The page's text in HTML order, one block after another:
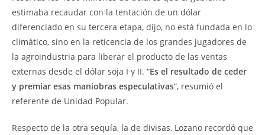
estimaba recaudar con la tentación de un dólar
diferenciado en su tercera etapa, dijo, no está fundada en lo
climático, sino en la reticencia de los grandes jugadores de
la agroindustria para liberar el producto de las ventas
externas desde el dólar soja I y II. “Es el resultado de ceder
y premiar esas maniobras especulativas“, resumió el
referente de Unidad Popular.
Respecto de la otra sequía, la de divisas, Lozano recordó que